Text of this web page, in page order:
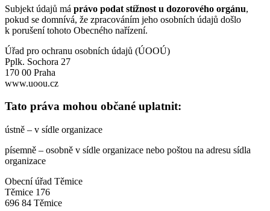
Subjekt údajů má právo podat stížnost u dozorového orgánu,
pokud se domnívá, že zpracováním jeho osobních údajů došlo
k porušení tohoto Obecného nařízení.
Úřad pro ochranu osobních údajů (ÚOOÚ)
Pplk. Sochora 27
170 00 Praha
www.uoou.cz
Tato práva mohou občané uplatnit:
ústně – v sídle organizace
písemně – osobně v sídle organizace nebo poštou na adresu sídla
organizace
Obecní úřad Těmice
Těmice 176
696 84 Těmice